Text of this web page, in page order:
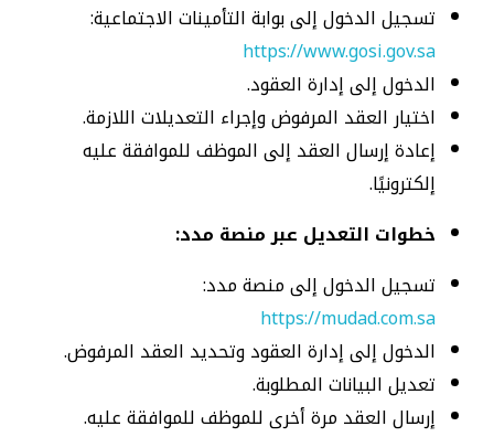
تسجيل الدخول إلى بوابة التأمينات الاجتماعية:
https://www.gosi.gov.sa
الدخول إلى إدارة العقود.
اختيار العقد المرفوض وإجراء التعديلات اللازمة.
إعادة إرسال العقد إلى الموظف للموافقة عليه
إلكترونيًا.
خطوات التعديل عبر منصة مدد:
تسجيل الدخول إلى منصة مدد:
https://mudad.com.sa
الدخول إلى إدارة العقود وتحديد العقد المرفوض.
تعديل البيانات المطلوبة.
إرسال العقد مرة أخرى للموظف للموافقة عليه.